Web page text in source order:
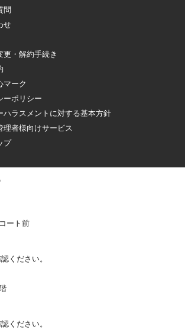
問
せ
更・解約手続き
マーク
ーポリシー
ハラスメントに対する基本方針
理者様向けサービス
プ
ート前
ください。
ください。